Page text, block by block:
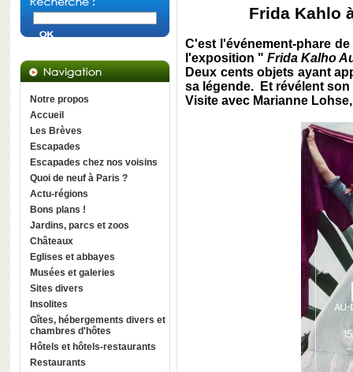
Notre propos
Accueil
Les Brèves
Escapades
Escapades chez nos voisins
Quoi de neuf à Paris ?
Actu-régions
Bons plans !
Jardins, parcs et zoos
Châteaux
Eglises et abbayes
Musées et galeries
Sites divers
Insolites
Gîtes, hébergements divers et
chambres d'hôtes
Hôtels et hôtels-restaurants
Restaurants
Frida Kahlo
C'est l'événement-phare
l'exposition "Frida Kalho
Deux cents objets ayant
sa légende. Et révélent
Visite avec Marianne Lohse,